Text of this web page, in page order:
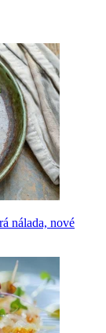
nálada, nové